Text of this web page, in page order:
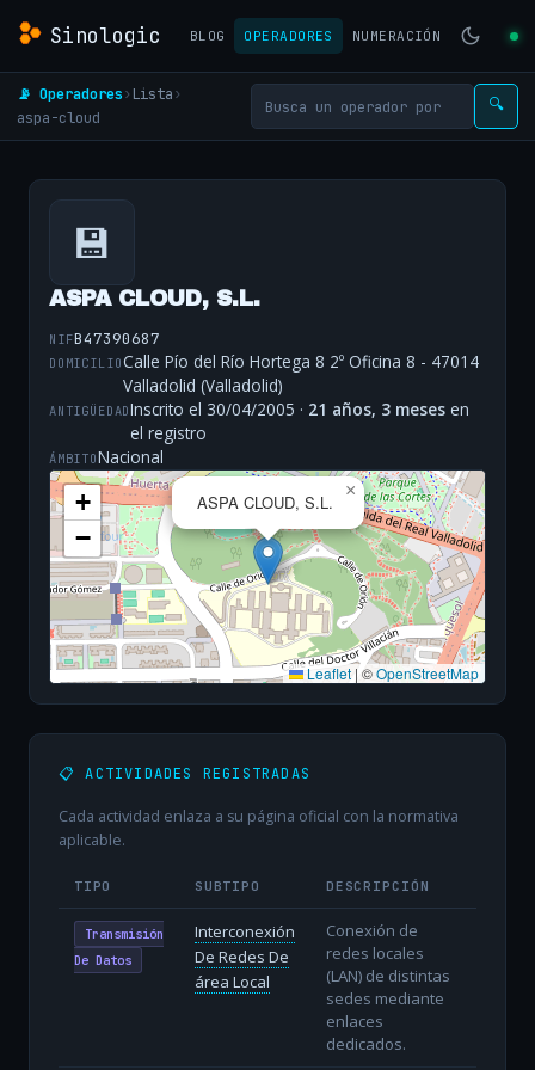
Sinologic BLOG OPERADORES NUMERACIÓN
📡 Operadores› Lista›
aspa-cloud
🔍
💾
ASPA CLOUD, S.L.
NIFB47390687
DOMICILIOCalle Pío del Río Hortega 8 2º Oficina 8 - 47014
Valladolid (Valladolid)
ANTIGÜEDADInscrito el 30/04/2005 · 21 años, 3 meses en
el registro
ÁMBITONacional
ASPA CLOUD, S.L.
×
+
−
Leaflet | ©OpenStreetMap
📋 ACTIVIDADES REGISTRADAS
Cada actividad enlaza a su página oficial con la normativa
aplicable.
TIPO SUBTIPO DESCRIPCIÓN
Transmisión
De Datos
Interconexión
De Redes De
área Local
Conexión de
redes locales
(LAN) de distintas
sedes mediante
enlaces
dedicados.